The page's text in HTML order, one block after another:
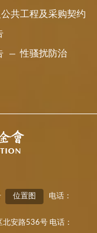
共工程及采购契约
性骚扰防治
位置图
电话：
安路536号 电话：